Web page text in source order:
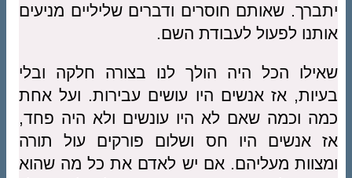
יתברך. שאותם חוסרים ודברים שליליים מניעים
אותנו לפעול לעבודת השם.
שאילו הכל היה הולך לנו בצורה חלקה ובלי
בעיות, אז אנשים היו עושים עבירות. ועל אחת
כמה וכמה שאם לא היו עונשים ולא היה פחד,
אז אנשים היו חס ושלום פורקים עול תורה
ומצוות מעליהם. אם יש לאדם את כל מה שהוא